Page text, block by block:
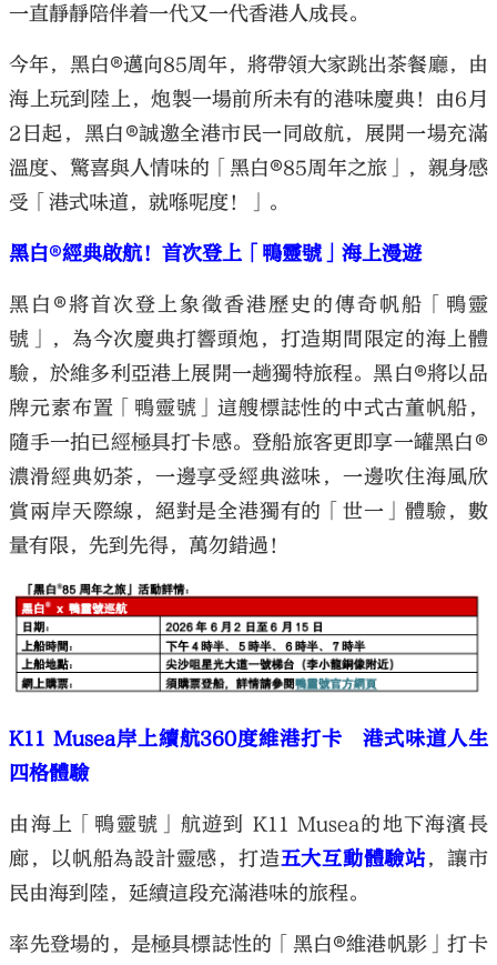
一直靜靜陪伴着一代又一代香港人成長。
今年，黑白®邁向85周年，將帶領大家跳出茶餐廳，由
海上玩到陸上，炮製一場前所未有的港味慶典！由6月
2日起，黑白®誠邀全港市民一同啟航，展開一場充滿
溫度、驚喜與人情味的「黑白®85周年之旅」，親身感
受「港式味道，就喺呢度！」。
黑白®經典啟航！首次登上「鴨靈號」海上漫遊
黑白®將首次登上象徵香港歷史的傳奇帆船「鴨靈
號」，為今次慶典打響頭炮，打造期間限定的海上體
驗，於維多利亞港上展開一趟獨特旅程。黑白®將以品
牌元素布置「鴨靈號」這艘標誌性的中式古董帆船，
隨手一拍已經極具打卡感。登船旅客更即享一罐黑白®
濃滑經典奶茶，一邊享受經典滋味，一邊吹住海風欣
賞兩岸天際線，絕對是全港獨有的「世一」體驗，數
量有限，先到先得，萬勿錯過！
K11 Musea岸上續航360度維港打卡 港式味道人生
四格體驗
由海上「鴨靈號」航遊到 K11 Musea的地下海濱長
廊，以帆船為設計靈感，打造五大互動體驗站，讓市
民由海到陸，延續這段充滿港味的旅程。
率先登場的，是極具標誌性的「黑白®維港帆影」打卡